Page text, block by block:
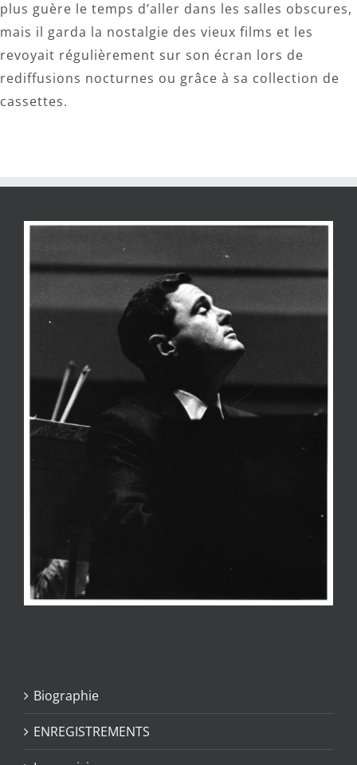
plus guère le temps d’aller dans les salles obscures,
mais il garda la nostalgie des vieux films et les
revoyait régulièrement sur son écran lors de
rediffusions nocturnes ou grâce à sa collection de
cassettes.
Biographie
ENREGISTREMENTS